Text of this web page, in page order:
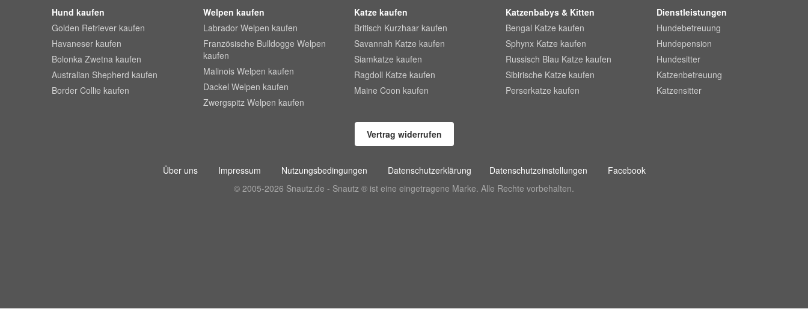
Hund kaufen
Golden Retriever kaufen
Havaneser kaufen
Bolonka Zwetna kaufen
Australian Shepherd kaufen
Border Collie kaufen
Welpen kaufen
Labrador Welpen kaufen
Französische Bulldogge Welpen
kaufen
Malinois Welpen kaufen
Dackel Welpen kaufen
Zwergspitz Welpen kaufen
Katze kaufen
Britisch Kurzhaar kaufen
Savannah Katze kaufen
Siamkatze kaufen
Ragdoll Katze kaufen
Maine Coon kaufen
Katzenbabys & Kitten
Bengal Katze kaufen
Sphynx Katze kaufen
Russisch Blau Katze kaufen
Sibirische Katze kaufen
Perserkatze kaufen
Dienstleistungen
Hundebetreuung
Hundepension
Hundesitter
Katzenbetreuung
Katzensitter
Vertrag widerrufen
Über uns Impressum Nutzungsbedingungen Datenschutzerklärung Datenschutzeinstellungen
Facebook
© 2005-2026 Snautz.de - Snautz ® ist eine eingetragene Marke. Alle Rechte vorbehalten.